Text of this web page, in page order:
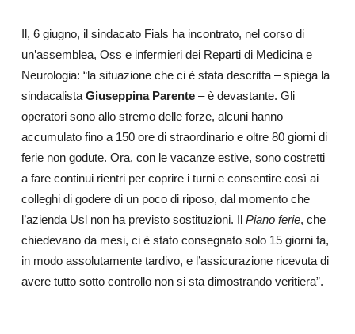
Il, 6 giugno, il sindacato Fials ha incontrato, nel corso di
un’assemblea, Oss e infermieri dei Reparti di Medicina e
Neurologia: “la situazione che ci è stata descritta – spiega la
sindacalistaGiuseppina Parente– è devastante. Gli
operatori sono allo stremo delle forze, alcuni hanno
accumulato fino a 150 ore di straordinario e oltre 80 giorni di
ferie non godute. Ora, con le vacanze estive, sono costretti
a fare continui rientri per coprire i turni e consentire così ai
colleghi di godere di un poco di riposo, dal momento che
l’azienda Usl non ha previsto sostituzioni. Il Piano ferie, che
chiedevano da mesi, ci è stato consegnato solo 15 giorni fa,
in modo assolutamente tardivo, e l’assicurazione ricevuta di
avere tutto sotto controllo non si sta dimostrando veritiera”.